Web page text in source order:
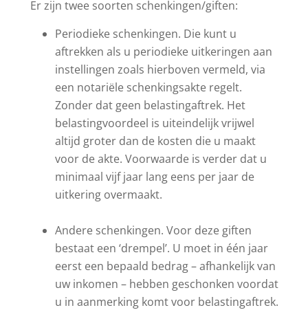
Er zijn twee soorten schenkingen/giften:
Periodieke schenkingen. Die kunt u
aftrekken als u periodieke uitkeringen aan
instellingen zoals hierboven vermeld, via
een notariële schenkingsakte regelt.
Zonder dat geen belastingaftrek. Het
belastingvoordeel is uiteindelijk vrijwel
altijd groter dan de kosten die u maakt
voor de akte. Voorwaarde is verder dat u
minimaal vijf jaar lang eens per jaar de
uitkering overmaakt.
Andere schenkingen. Voor deze giften
bestaat een ‘drempel’. U moet in één jaar
eerst een bepaald bedrag – afhankelijk van
uw inkomen – hebben geschonken voordat
u in aanmerking komt voor belastingaftrek.